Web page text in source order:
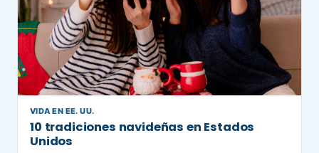
VIDA EN EE. UU.
10 tradiciones navideñas en Estados
Unidos